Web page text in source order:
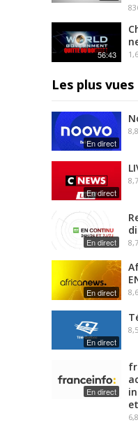
56:43
Les plus vues
En direct
En direct
En direct
En direct
En direct
En direct